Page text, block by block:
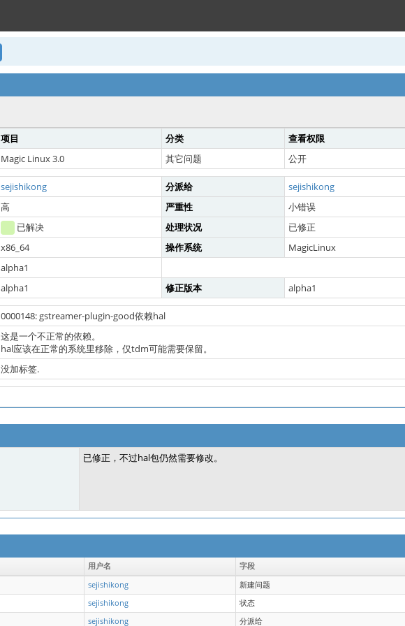
项目 分类 查看权限
Magic Linux 3.0 其它问题 公开
sejishikong 分派给
sejishikong
高 严重性 小错误
已解决 处理状况
已修正
x86_64 操作系统 MagicLinux
alpha1
alpha1 修正版本 alpha1
0000148: gstreamer-plugin-good依赖hal
这是一个不正常的依赖。
hal应该在正常的系统里移除，仅tdm可能需要保留。
没加标签.
已修正，不过hal包仍然需要修改。
用户名 字段
sejishikong
新建问题
sejishikong 状态
sejishikong 分派给